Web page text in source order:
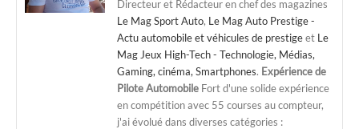
Directeur et Rédacteur en chef des magazines
Le Mag Sport Auto, Le Mag Auto Prestige -
Actu automobile et véhicules de prestigeet Le
Mag Jeux High-Tech - Technologie, Médias,
Gaming, cinéma, Smartphones. Expérience de
Pilote Automobile Fort d'une solide expérience
en compétition avec 55 courses au compteur,
j'ai évolué dans diverses catégories :